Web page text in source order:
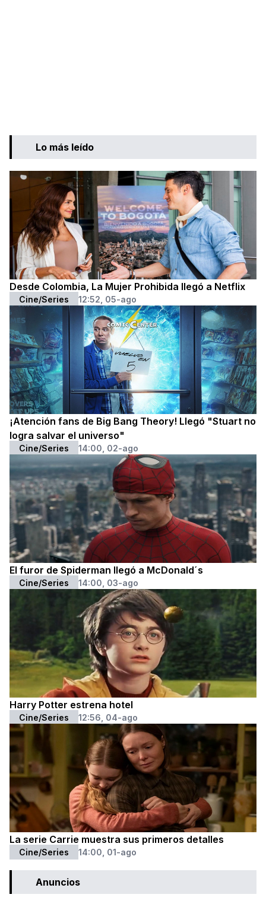
Lo más leído
Desde Colombia, La Mujer Prohibida llegó a Netflix
Cine/Series 12:52, 05-ago
¡Atención fans de Big Bang Theory! Llegó "Stuart no
logra salvar el universo"
Cine/Series 14:00, 02-ago
El furor de Spiderman llegó a McDonald´s
Cine/Series 14:00, 03-ago
Harry Potter estrena hotel
Cine/Series 12:56, 04-ago
La serie Carrie muestra sus primeros detalles
Cine/Series 14:00, 01-ago
Anuncios